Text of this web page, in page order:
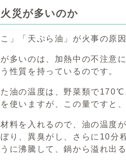
災が多いのか
こ」「天ぷら油」が火事の原
多いのは、加熱中の不注意
性質を持っているのです。
油の温度は、野菜類で
使いますが、この量ですと
料を入れるので、油の温度
り、異臭がし、さらに10
に沸騰して、鍋から溢れ出